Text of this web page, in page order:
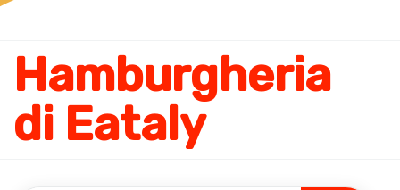
Hamburgheria
di Eataly